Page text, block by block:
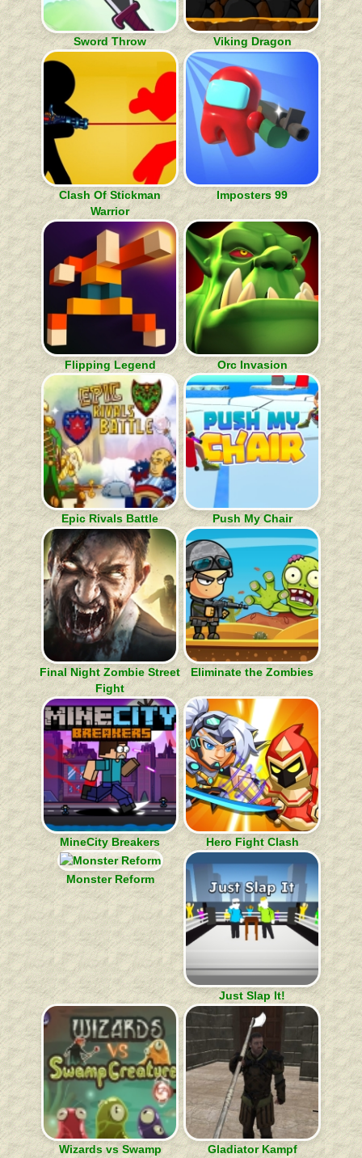
Sword Throw Viking Dragon
Clash Of Stickman
Warrior
Imposters 99
Flipping Legend Orc Invasion
Epic Rivals Battle Push My Chair
Final Night Zombie Street
Fight
Eliminate the Zombies
MineCity Breakers Hero Fight Clash
Monster Reform
Just Slap It!
Wizards vs Swamp
Gladiator Kampf